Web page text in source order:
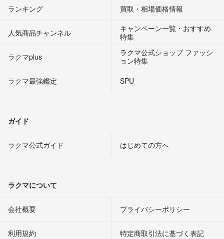
ランキング 買取・相場価格情報
人気商品チャンネル
キャンペーン一覧・おすすめ
特集
ラクマplus
ラクマ公式ショップ ファッシ
ョン特集
ラクマ最強鑑定
SPU
ガイド
ラクマ公式ガイド はじめての方へ
ラクマについて
会社概要 プライバシーポリシー
利用規約 特定商取引法に基づく表記